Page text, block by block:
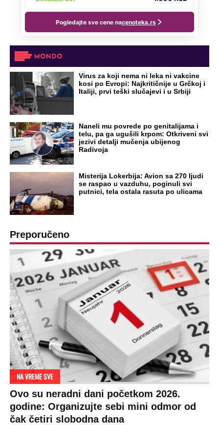
Zbog svadbe trudne Srpkinje i Albanca
proradio nacionalizam! Popljuvali ih samo
RAJ!
Žene u Srbiji su poludele za njima,
koštaju 100 evra, a neke i 2.000 dinara!
SPREMITE SE
Za posnu slavsku trpezu ove godine treba
izdvojiti ozbiljnu sumu novca: Nečija cela